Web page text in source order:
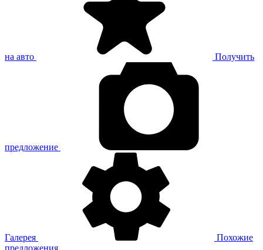
на авто Получить
предложение
Галерея
Похожие
предложения